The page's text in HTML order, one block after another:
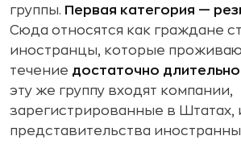
группы. Первая категория —
Сюда относятся как граждане
иностранцы, которые
течение достаточно
эту же группу входят компании,
зарегистрированные в Штатах,
представительства